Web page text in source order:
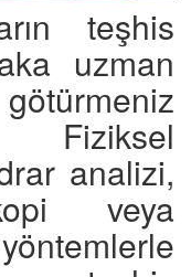
teşhis
uzman
Fiziksel
analizi,
veya